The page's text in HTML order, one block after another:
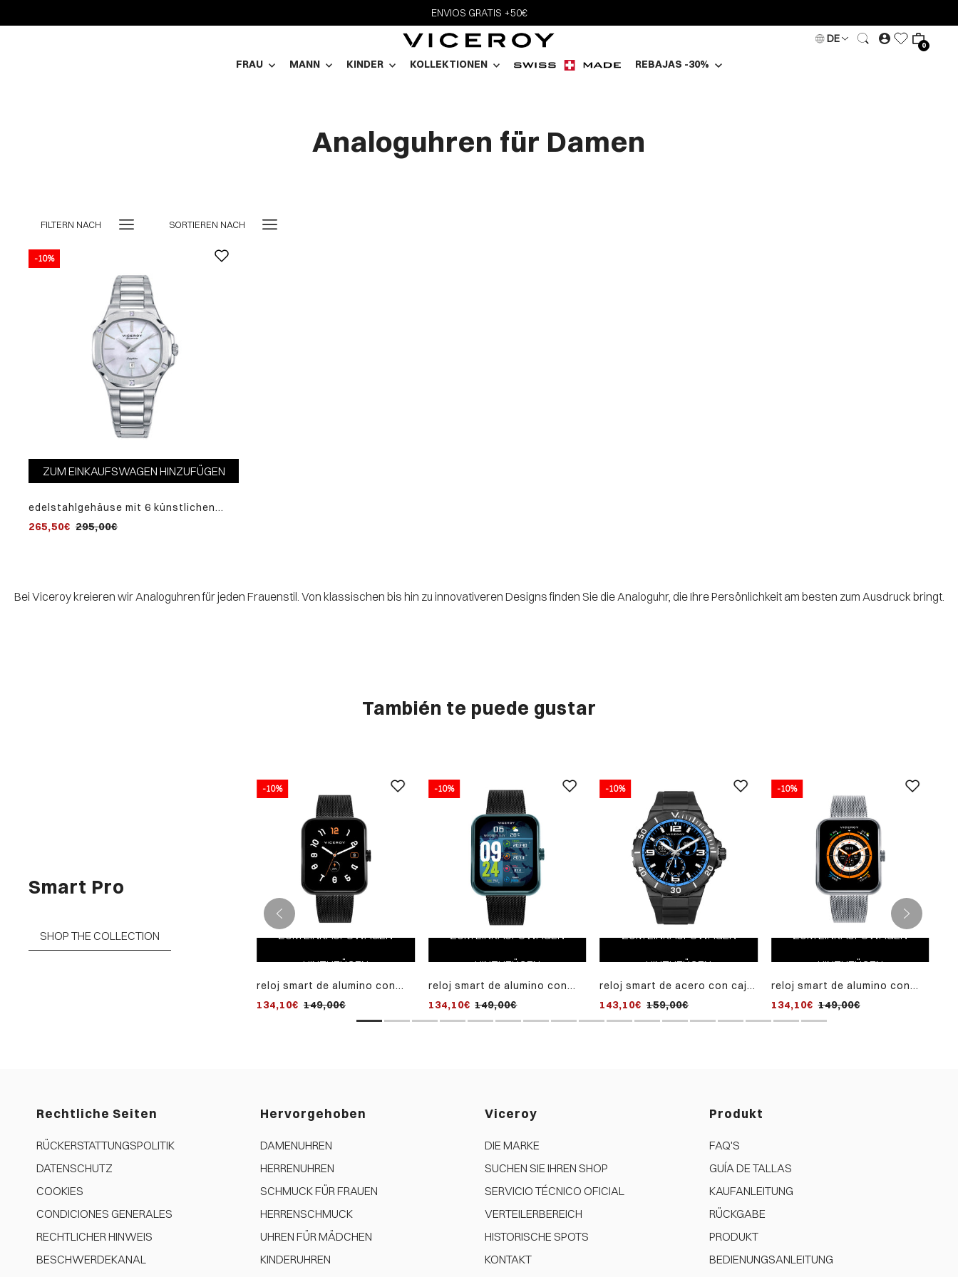
ENVIOS GRATIS +50€
DE
0
FRAU MANN KINDER KOLLEKTIONEN REBAJAS -30%
Analoguhren für Damen
FILTERN NACH SORTIEREN NACH
-10%
ZUM EINKAUFSWAGEN HINZUFÜGEN
edelstahlgehäuse mit 6 künstlichen
edelstahlarmband, quarzwerk, laura
265,50€ 295,00€
Bei Viceroy kreieren wir Analoguhren für jeden Frauenstil. Von klassischen bis hin zu innovativeren Designs finden Sie die Analoguhr, die Ihre Persönlichkeit am besten zum Ausdruck bringt.
También te puede gustar
Smart Pro
SHOP THE COLLECTION
-10%
ZUM EINKAUFSWAGEN
HINZUFÜGEN
reloj smart de alumino con
negro
134,10€ 149,00€
-10%
ZUM EINKAUFSWAGEN
HINZUFÜGEN
reloj smart de alumino con
negro
134,10€ 149,00€
-10%
ZUM EINKAUFSWAGEN
HINZUFÜGEN
reloj smart de acero con caja
negra
143,10€ 159,00€
-10%
ZUM EINKAUFSWAGEN
HINZUFÜGEN
reloj smart de alumino con
134,10€ 149,00€
ZUM EINKAUFSWAGEN
Rechtliche Seiten
RÜCKERSTATTUNGSPOLITIK
DATENSCHUTZ
COOKIES
CONDICIONES GENERALES
RECHTLICHER HINWEIS
BESCHWERDEKANAL
Hervorgehoben
DAMENUHREN
HERRENUHREN
SCHMUCK FÜR FRAUEN
HERRENSCHMUCK
UHREN FÜR MÄDCHEN
KINDERUHREN
Viceroy
DIE MARKE
SUCHEN SIE IHREN SHOP
SERVICIO TÉCNICO OFICIAL
VERTEILERBEREICH
HISTORISCHE SPOTS
KONTAKT
Produkt
FAQ'S
GUÍA DE TALLAS
KAUFANLEITUNG
RÜCKGABE
PRODUKT
BEDIENUNGSANLEITUNG